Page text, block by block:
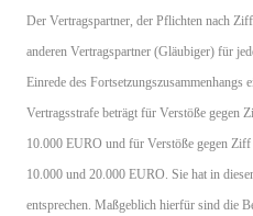
Der Vertragspartner, der Pflichten nach
anderen Vertragspartner (Gläubiger) für
Einrede des Fortsetzungszusammenhangs
Vertragsstrafe beträgt für Verstöße gegen
10.000 EURO und für Verstöße gegen
10.000 und 20.000 EURO. Sie hat in
entsprechen. Maßgeblich hierfür sind die